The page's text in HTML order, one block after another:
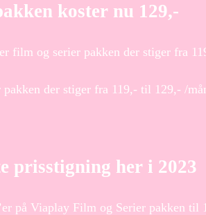
koster nu 129,-
film og serier pakken der stiger fra
der stiger fra 119,- til 129,- /
prisstigning her i 2023
på Viaplay Film og Serier pakken